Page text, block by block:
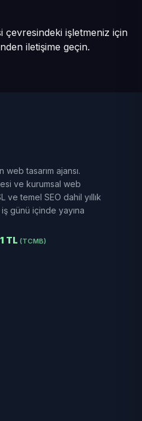
çevresindeki işletmeniz için
iletişime geçin.
tasarım ajansı.
ve kurumsal web
ve temel SEO dahil yıllık
günü içinde yayına
TL (TCMB)